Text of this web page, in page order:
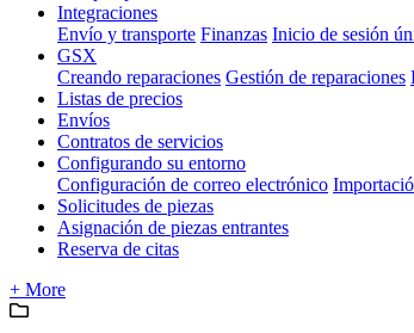
Integraciones
Envío y transporte Finanzas Inicio de sesión
GSX
Creando reparaciones Gestión de reparaciones
Listas de precios
Envíos
Contratos de servicios
Configurando su entorno
Configuración de correo electrónico
Solicitudes de piezas
Asignación de piezas entrantes
Reserva de citas
+ More